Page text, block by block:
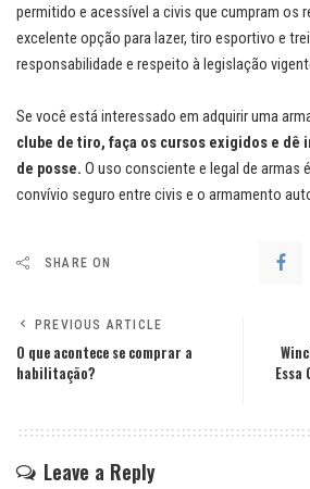
permitido e acessível a civis que cumpram os
excelente opção para lazer, tiro esportivo e
responsabilidade e respeito à legislação
Se você está interessado em adquirir uma
clube de tiro, faça os cursos exigidos e dê
de posse. O uso consciente e legal de armas
convívio seguro entre civis e o armamento
SHARE ON
PREVIOUS ARTICLE
O que acontece se comprar a
habilitação?
Essa
Leave a Reply